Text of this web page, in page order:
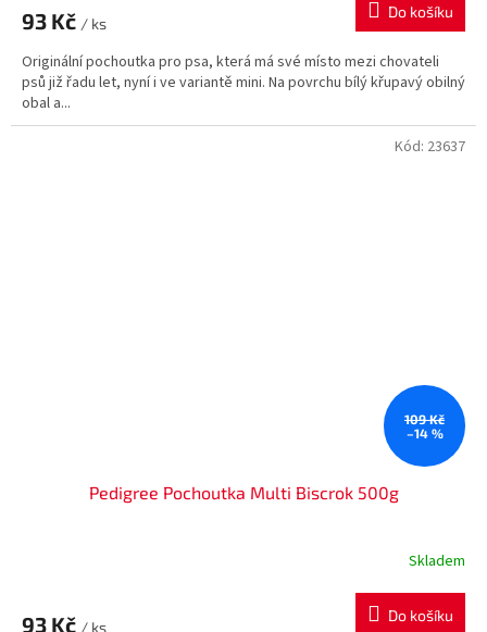
93 Kč / ks
Do košíku
Originální pochoutka pro psa, která má své místo mezi chovateli
psů již řadu let, nyní i ve variantě mini. Na povrchu bílý křupavý obilný
obal a...
109 Kč
–14 %
Pedigree Pochoutka Multi Biscrok 500g
Skladem
93 Kč / ks
Do košíku
Kód: 23637